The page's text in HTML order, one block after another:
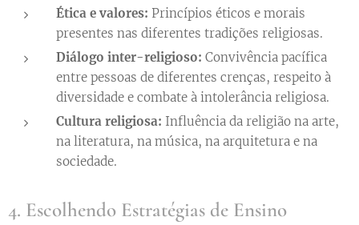
Ética e valores: Princípios éticos e morais
presentes nas diferentes tradições religiosas.
Diálogo inter-religioso: Convivência pacífica
entre pessoas de diferentes crenças, respeito à
diversidade e combate à intolerância religiosa.
Cultura religiosa: Influência da religião na arte,
na literatura, na música, na arquitetura e na
sociedade.
4. Escolhendo Estratégias de Ensino